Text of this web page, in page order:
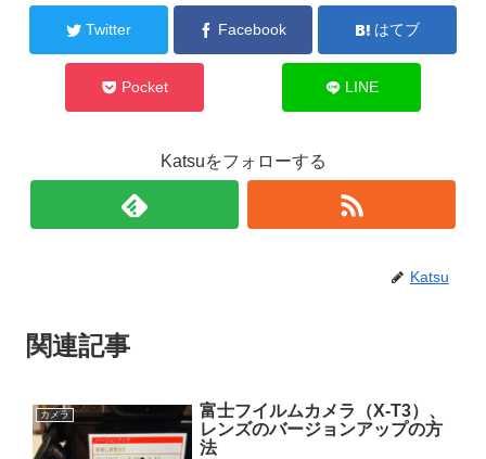
Twitter Facebook はてブ
Pocket LINE
Katsuをフォローする
Katsu
関連記事
カメラ
富士フイルムカメラ（X-T3）、
レンズのバージョンアップの方
法